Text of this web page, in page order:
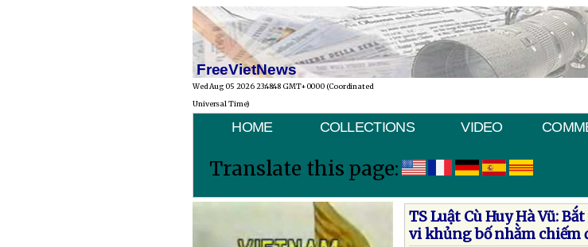
FreeVietNews
Wed Aug 05 2026 23:48:48 GMT+0000 (Coordinated
Universal Time)
HOME COLLECTIONS VIDEO
Translate this page:
TS Luật Cù Huy Hà Vũ:
vi khủng bố nhằm chiếm